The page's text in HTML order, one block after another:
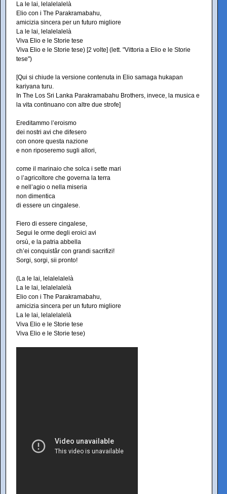
La le lai, lelalelalelà
Elio con i The Parakramabahu,
amicizia sincera per un futuro migliore
La le lai, lelalelalelà
Viva Elio e le Storie tese
Viva Elio e le Storie tese) [2 volte] (lett. "Vittoria a Elio e le Storie
tese")
[Qui si chiude la versione contenuta in Elio samaga hukapan
kariyana turu.
In The Los Sri Lanka Parakramabahu Brothers, invece, la musica e
la vita continuano con altre due strofe]
Ereditammo l’eroismo
dei nostri avi che difesero
con onore questa nazione
e non riposeremo sugli allori,
come il marinaio che solca i sette mari
o l’agricoltore che governa la terra
e nell’agio o nella miseria
non dimentica
di essere un cingalese.
Fiero di essere cingalese,
Segui le orme degli eroici avi
orsù, e la patria abbella
ch’ei conquistâr con grandi sacrifizi!
Sorgi, sorgi, sii pronto!
(La le lai, lelalelalelà
La le lai, lelalelalelà
Elio con i The Parakramabahu,
amicizia sincera per un futuro migliore
La le lai, lelalelalelà
Viva Elio e le Storie tese
Viva Elio e le Storie tese)